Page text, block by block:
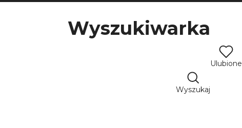
Wyszukiwarka
Wyszukaj
Ulubione